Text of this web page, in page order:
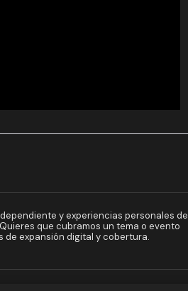
y experiencias personales de
que cubramos un tema o evento
expansión digital y cobertura.